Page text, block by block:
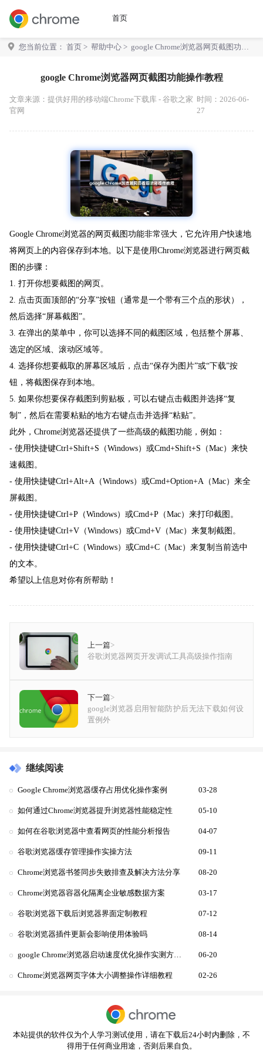
首页
您当前位置： 首页 > 帮助中心 > google Chrome浏览器网页截图功能
google Chrome浏览器网页截图功能操作教程
文章来源： 提供好用的移动端Chrome下载库 - 谷歌之家
官网
时间：2026-06-
27
Google Chrome浏览器的网页截图功能非常强大，它允许用户快速地
将网页上的内容保存到本地。以下是使用Chrome浏览器进行网页截
图的步骤：
1. 打开你想要截图的网页。
2. 点击页面顶部的“分享”按钮（通常是一个带有三个点的形状），
然后选择“屏幕截图”。
3. 在弹出的菜单中，你可以选择不同的截图区域，包括整个屏幕、
选定的区域、滚动区域等。
4. 选择你想要截取的屏幕区域后，点击“保存为图片”或“下载”按
钮，将截图保存到本地。
5. 如果你想要保存截图到剪贴板，可以右键点击截图并选择“复
制”，然后在需要粘贴的地方右键点击并选择“粘贴”。
此外，Chrome浏览器还提供了一些高级的截图功能，例如：
- 使用快捷键Ctrl+Shift+S（Windows）或Cmd+Shift+S（Mac）来快
速截图。
- 使用快捷键Ctrl+Alt+A（Windows）或Cmd+Option+A（Mac）来全
屏截图。
- 使用快捷键Ctrl+P（Windows）或Cmd+P（Mac）来打印截图。
- 使用快捷键Ctrl+V（Windows）或Cmd+V（Mac）来复制截图。
- 使用快捷键Ctrl+C（Windows）或Cmd+C（Mac）来复制当前选中
的文本。
希望以上信息对你有所帮助！
上一篇>
谷歌浏览器网页开发调试工具高级操作指南
下一篇>
google浏览器启用智能防护后无法下载如何设
置例外
继续阅读
Google Chrome浏览器缓存占用优化操作案例 03-28
如何通过Chrome浏览器提升浏览器性能稳定性 05-10
如何在谷歌浏览器中查看网页的性能分析报告 04-07
谷歌浏览器缓存管理操作实操方法 09-11
Chrome浏览器书签同步失败排查及解决方法分享 08-20
Chrome浏览器容器化隔离企业敏感数据方案 03-17
谷歌浏览器下载后浏览器界面定制教程 07-12
谷歌浏览器插件更新会影响使用体验吗 08-14
google Chrome浏览器启动速度优化操作实测方案总结 06-20
Chrome浏览器网页字体大小调整操作详细教程 02-26
本站提供的软件仅为个人学习测试使用，请在下载后24小时内删除，不
得用于任何商业用途，否则后果自负。